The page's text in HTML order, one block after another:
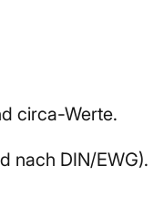
circa-Werte.
nach DIN/EWG).